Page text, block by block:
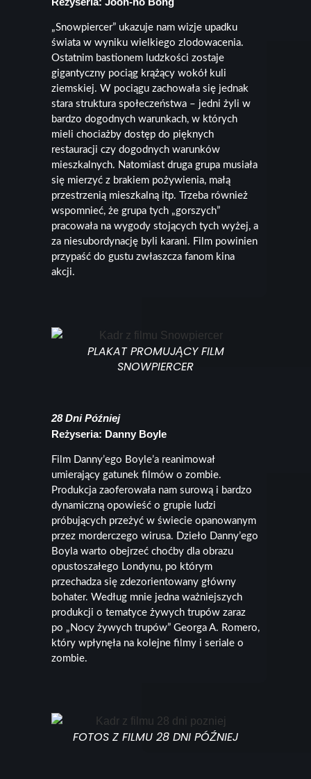
„Snowpiercer” ukazuje nam wizje upadku
świata w wyniku wielkiego zlodowacenia.
Ostatnim bastionem ludzkości zostaje
gigantyczny pociąg krążący wokół kuli
ziemskiej. W pociągu zachowała się jednak
stara struktura społeczeństwa – jedni żyli w
bardzo dogodnych warunkach, w których
mieli chociażby dostęp do pięknych
restauracji czy dogodnych warunków
mieszkalnych. Natomiast druga grupa musiała
się mierzyć z brakiem pożywienia, małą
przestrzenią mieszkalną itp. Trzeba również
wspomnieć, że grupa tych „gorszych”
pracowała na wygody stojących tych wyżej, a
za niesubordynację byli karani. Film powinien
przypaść do gustu zwłaszcza fanom kina
akcji.
PLAKAT PROMUJĄCY FILM
SNOWPIERCER
28 Dni Później
Reżyseria: Danny Boyle
Film Danny’ego Boyle’a reanimował
umierający gatunek filmów o zombie.
Produkcja zaoferowała nam surową i bardzo
dynamiczną opowieść o grupie ludzi
próbujących przeżyć w świecie opanowanym
przez morderczego wirusa. Dzieło Danny’ego
Boyla warto obejrzeć choćby dla obrazu
opustoszałego Londynu, po którym
przechadza się zdezorientowany główny
bohater. Według mnie jedna ważniejszych
produkcji o tematyce żywych trupów zaraz
po „Nocy żywych trupów” Georga A. Romero,
który wpłynęła na kolejne filmy i seriale o
zombie.
FOTOS Z FILMU 28 DNI PÓŹNIEJ